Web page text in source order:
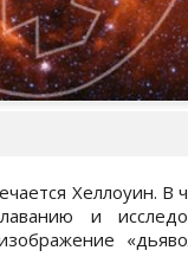
Хеллоуин. В
и